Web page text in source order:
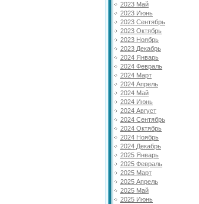
2023 Май
2023 Июнь
2023 Сентябрь
2023 Октябрь
2023 Ноябрь
2023 Декабрь
2024 Январь
2024 Февраль
2024 Март
2024 Апрель
2024 Май
2024 Июнь
2024 Август
2024 Сентябрь
2024 Октябрь
2024 Ноябрь
2024 Декабрь
2025 Январь
2025 Февраль
2025 Март
2025 Апрель
2025 Май
2025 Июнь